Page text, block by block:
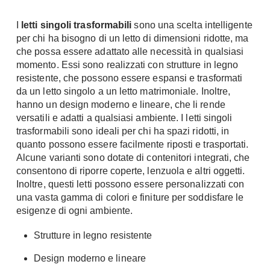
Porta Tv
Contatti
Divani
Divani moderni
Divani classici
Poltrone
Poltroncine
Divanoletto
Chaise Longue
Divani Angolo
Complementi
Pompe di calore
Ecologia
Geotermia
Case in Legno
Case Prefabbricate
Fotovoltaico
Riciclo
Energie Rinnovabili
Bioedilizia
Teleriscaldamento
letti singoli trasformabili sono una scelta intelligente
per chi ha bisogno di un letto di dimensioni ridotte, ma
che possa essere adattato alle necessità in qualsiasi
momento. Essi sono realizzati con strutture in legno
resistente, che possono essere espansi e trasformati
da un letto singolo a un letto matrimoniale. Inoltre,
hanno un design moderno e lineare, che li rende
versatili e adatti a qualsiasi ambiente. I letti singoli
trasformabili sono ideali per chi ha spazi ridotti, in
quanto possono essere facilmente riposti e trasportati.
Alcune varianti sono dotate di contenitori integrati, che
consentono di riporre coperte, lenzuola e altri oggetti.
Inoltre, questi letti possono essere personalizzati con
una vasta gamma di colori e finiture per soddisfare le
esigenze di ogni ambiente.
Strutture in legno resistente
Design moderno e lineare